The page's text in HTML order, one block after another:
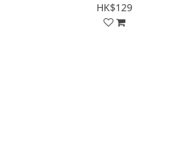
HK$129